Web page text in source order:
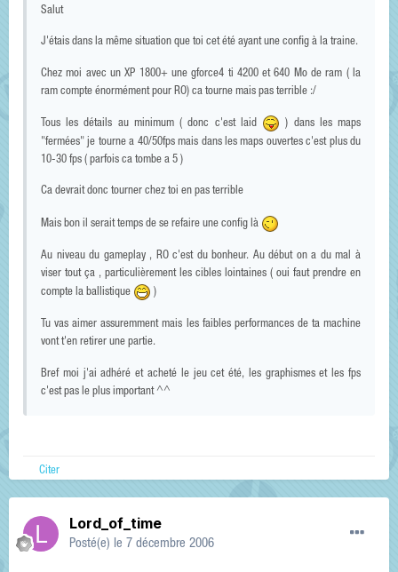
Salut
J'étais dans la même situation que toi cet été ayant une config à la traine.
Chez moi avec un XP 1800+ une gforce4 ti 4200 et 640 Mo de ram ( la
ram compte énormément pour RO) ca tourne mais pas terrible :/
Tous les détails au minimum ( donc c'est laid
) dans les maps
"fermées" je tourne a 40/50fps mais dans les maps ouvertes c'est plus du
10-30 fps ( parfois ca tombe a 5 )
Ca devrait donc tourner chez toi en pas terrible
Mais bon il serait temps de se refaire une config là
Au niveau du gameplay , RO c'est du bonheur. Au début on a du mal à
viser tout ça , particulièrement les cibles lointaines ( oui faut prendre en
compte la ballistique
)
Tu vas aimer assuremment mais les faibles performances de ta machine
vont t'en retirer une partie.
Bref moi j'ai adhéré et acheté le jeu cet été, les graphismes et les fps
c'est pas le plus important ^^
Citer
Lord_of_time
Posté(e) le 7 décembre 2006